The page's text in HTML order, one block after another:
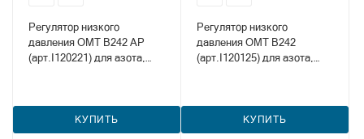
Регулятор низкого
давления OMT B242 АР
(арт.I120221) для азота,
КУПИТЬ
Регулятор низкого
давления OMT B242
(арт.I120125) для азота,
КУПИТЬ